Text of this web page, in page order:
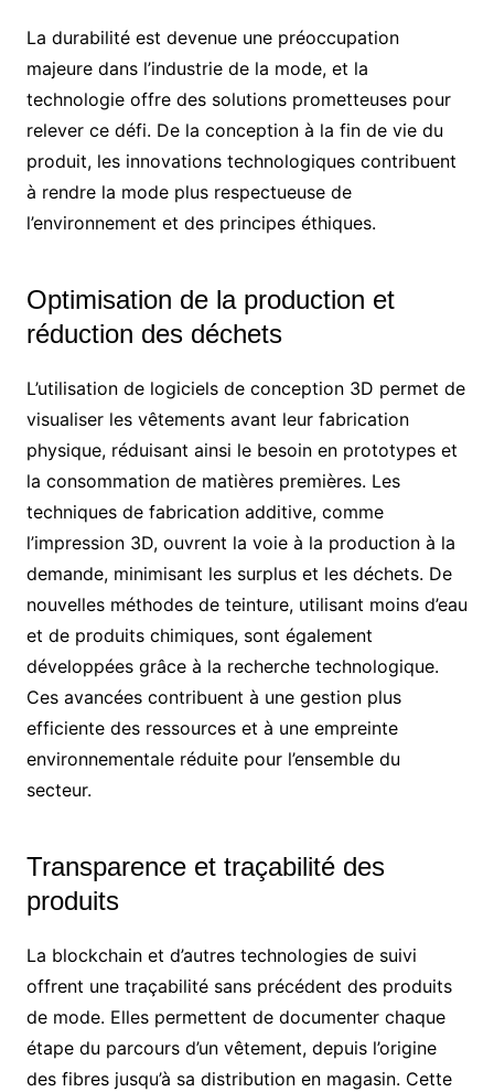
La durabilité est devenue une préoccupation
majeure dans l’industrie de la mode, et la
technologie offre des solutions prometteuses pour
relever ce défi. De la conception à la fin de vie du
produit, les innovations technologiques contribuent
à rendre la mode plus respectueuse de
l’environnement et des principes éthiques.
Optimisation de la production et
réduction des déchets
L’utilisation de logiciels de conception 3D permet de
visualiser les vêtements avant leur fabrication
physique, réduisant ainsi le besoin en prototypes et
la consommation de matières premières. Les
techniques de fabrication additive, comme
l’impression 3D, ouvrent la voie à la production à la
demande, minimisant les surplus et les déchets. De
nouvelles méthodes de teinture, utilisant moins d’eau
et de produits chimiques, sont également
développées grâce à la recherche technologique.
Ces avancées contribuent à une gestion plus
efficiente des ressources et à une empreinte
environnementale réduite pour l’ensemble du
secteur.
Transparence et traçabilité des
produits
La blockchain et d’autres technologies de suivi
offrent une traçabilité sans précédent des produits
de mode. Elles permettent de documenter chaque
étape du parcours d’un vêtement, depuis l’origine
des fibres jusqu’à sa distribution en magasin. Cette